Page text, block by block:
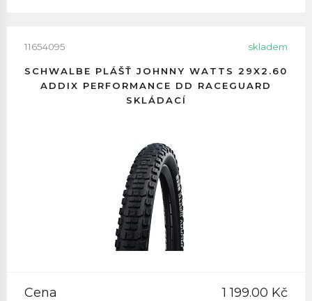
11654095 skladem
SCHWALBE PLÁŠŤ JOHNNY WATTS 29X2.60
ADDIX PERFORMANCE DD RACEGUARD
SKLÁDACÍ
Cena 1 199.00 Kč